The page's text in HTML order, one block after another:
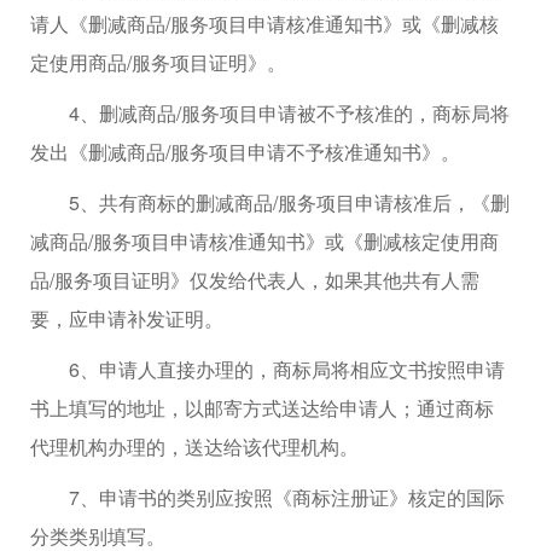
请人《删减商品/服务项目申请核准通知书》或《删减核
定使用商品/服务项目证明》。
4、删减商品/服务项目申请被不予核准的，商标局将
发出《删减商品/服务项目申请不予核准通知书》。
5、共有商标的删减商品/服务项目申请核准后，《删
减商品/服务项目申请核准通知书》或《删减核定使用商
品/服务项目证明》仅发给代表人，如果其他共有人需
要，应申请补发证明。
6、申请人直接办理的，商标局将相应文书按照申请
书上填写的地址，以邮寄方式送达给申请人；通过商标
代理机构办理的，送达给该代理机构。
7、申请书的类别应按照《商标注册证》核定的国际
分类类别填写。